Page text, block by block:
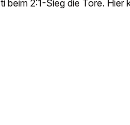
beim 2:1-Sieg die Tore. Hier